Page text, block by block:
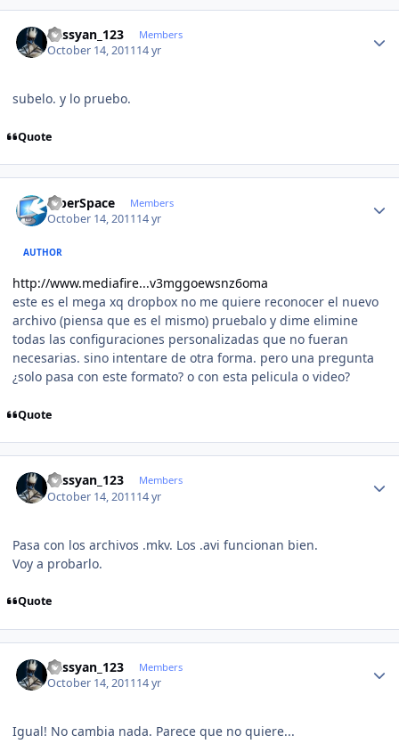
kassyan_123 Members
October 14, 201114 yr
subelo. y lo pruebo.
Quote
CiberSpace Members
October 14, 201114 yr
AUTHOR
http://www.mediafire...v3mggoewsnz6oma
este es el mega xq dropbox no me quiere reconocer el nuevo
archivo (piensa que es el mismo) pruebalo y dime elimine
todas las configuraciones personalizadas que no fueran
necesarias. sino intentare de otra forma. pero una pregunta
¿solo pasa con este formato? o con esta pelicula o video?
Quote
kassyan_123 Members
October 14, 201114 yr
Pasa con los archivos .mkv. Los .avi funcionan bien.
Voy a probarlo.
Quote
kassyan_123 Members
October 14, 201114 yr
Igual! No cambia nada. Parece que no quiere...